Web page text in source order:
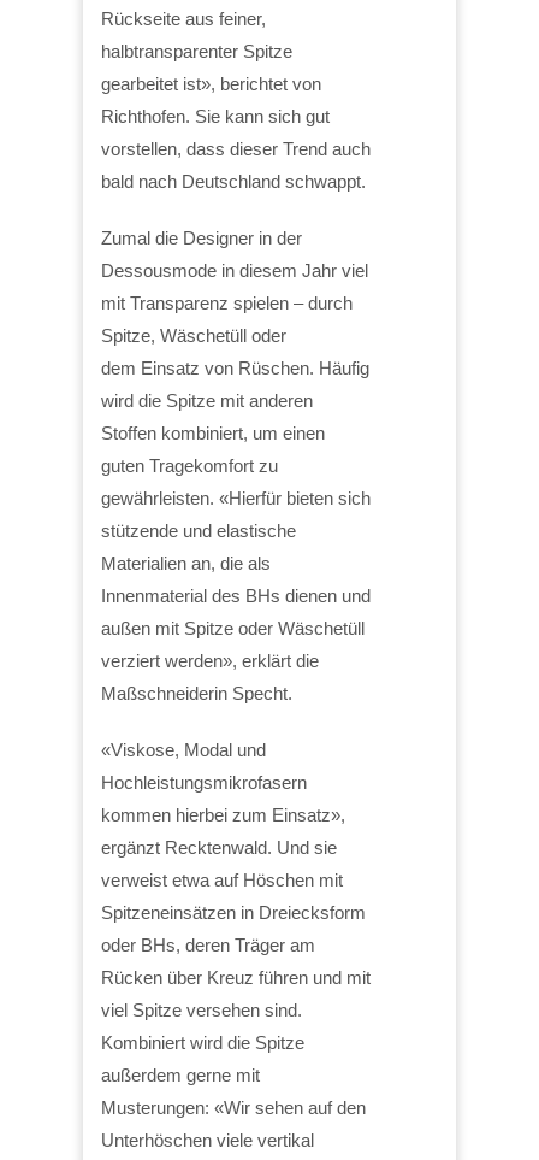
Rückseite aus feiner,
halbtransparenter Spitze
gearbeitet ist», berichtet von
Richthofen. Sie kann sich gut
vorstellen, dass dieser Trend auch
bald nach Deutschland schwappt.
Zumal die Designer in der
Dessousmode in diesem Jahr viel
mit Transparenz spielen – durch
Spitze, Wäschetüll oder
dem Einsatz von Rüschen. Häufig
wird die Spitze mit anderen
Stoffen kombiniert, um einen
guten Tragekomfort zu
gewährleisten. «Hierfür bieten sich
stützende und elastische
Materialien an, die als
Innenmaterial des BHs dienen und
außen mit Spitze oder Wäschetüll
verziert werden», erklärt die
Maßschneiderin Specht.
«Viskose, Modal und
Hochleistungsmikrofasern
kommen hierbei zum Einsatz»,
ergänzt Recktenwald. Und sie
verweist etwa auf Höschen mit
Spitzeneinsätzen in Dreiecksform
oder BHs, deren Träger am
Rücken über Kreuz führen und mit
viel Spitze versehen sind.
Kombiniert wird die Spitze
außerdem gerne mit
Musterungen: «Wir sehen auf den
Unterhöschen viele vertikal